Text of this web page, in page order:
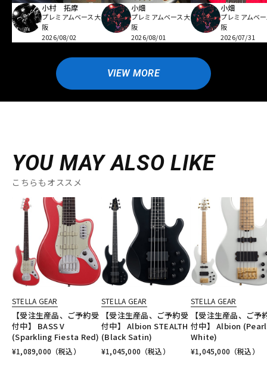
小村 拓摩
プレミアムベース大
阪
2026/08/02
小畑
プレミアムベース大
阪
2026/08/01
小畑
プレミアムベ
阪
2026/07/31
VIEW MORE
YOU MAY ALSO LIKE
こちらもオススメ
STELLA GEAR
【受注生産品、ご予約受
付中】 BASS V
(Sparkling Fiesta Red)
¥1,089,000 （税込）
STELLA GEAR
【受注生産品、ご予約受
付中】 Albion STEALTH
(Black Satin)
¥1,045,000 （税込）
STELLA GEAR
【受注生産品、ご予
付中】 Albion (Pearl
White)
¥1,045,000 （税込）